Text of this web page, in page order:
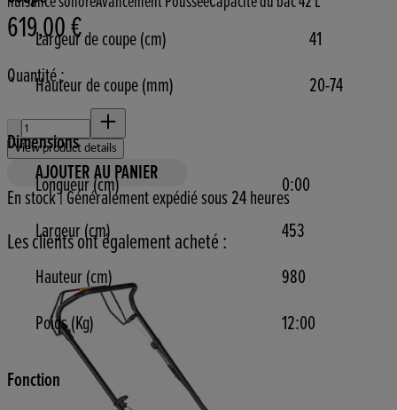
Largeur de coupe (cm)
41
Hauteur de coupe (mm)
20-74
Dimensions
Longueur (cm)
0:00
Largeur (cm)
453
Hauteur (cm)
980
Poids (Kg)
12:00
Fonction
Prix actuel : 619,00 €.
619,00 €
Quantité :
Quantité :
View product details
AJOUTER AU PANIER
En stock | Généralement expédié sous 24 heures
Les clients ont également acheté :